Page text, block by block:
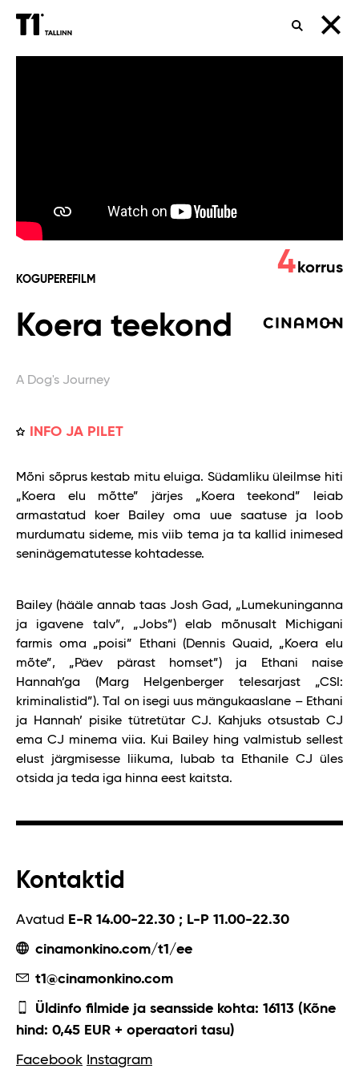
OTSING
KOGUPEREFILM
Koera teekond
A Dog's Journey
INFO JA PILET
4 korrus
Mõni sõprus kestab mitu eluiga. Südamliku üleilmse hiti
„Koera elu mõtte” järjes „Koera teekond” leiab
armastatud koer Bailey oma uue saatuse ja loob
murdumatu sideme, mis viib tema ja ta kallid inimesed
seninägematutesse kohtadesse.
Bailey (hääle annab taas Josh Gad, „Lumekuninganna
ja igavene talv”, „Jobs”) elab mõnusalt Michigani
farmis oma „poisi” Ethani (Dennis Quaid, „Koera elu
mõte”, „Päev pärast homset”) ja Ethani naise
Hannah’ga (Marg Helgenberger telesarjast „CSI:
kriminalistid”). Tal on isegi uus mängukaaslane – Ethani
ja Hannah’ pisike tütretütar CJ. Kahjuks otsustab CJ
ema CJ minema viia. Kui Bailey hing valmistub sellest
elust järgmisesse liikuma, lubab ta Ethanile CJ üles
otsida ja teda iga hinna eest kaitsta.
Kontaktid
Avatud E-R 14.00-22.30 ; L-P 11.00-22.30
cinamonkino.com/t1/ee
t1@cinamonkino.com
Üldinfo filmide ja seansside kohta: 16113 (Kõne
hind: 0,45 EUR + operaatori tasu)
Facebook Instagram